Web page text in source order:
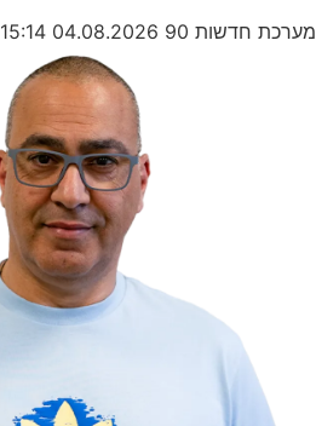
מערכת חדשות 90 04.08.2026
15:14